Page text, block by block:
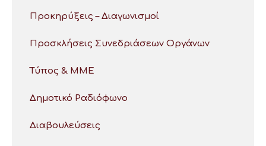
Προκηρύξεις – Διαγωνισμοί
Προσκλήσεις Συνεδριάσεων Οργάνων
Τύπος & ΜΜΕ
Δημοτικό Ραδιόφωνο
Διαβουλεύσεις